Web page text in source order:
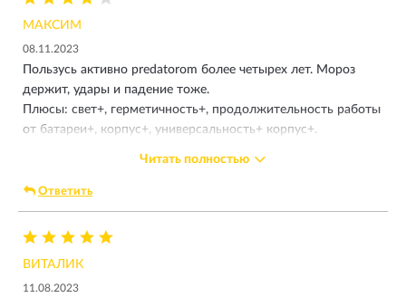
МАКСИМ
08.11.2023
Пользусь активно predatorom более четырех лет. Мороз
держит, удары и падение тоже.
Плюсы: свет+, герметичность+, продолжительность работы
от батареи+, корпус+, универсальность+ корпус+.
После года эксплуатации остался только один режим света
(самый яркий) все остальные режимы включить уже
нереально, ну да ладно.
цена/качество.
Читать полностью
Ответить
ВИТАЛИК
11.08.2023